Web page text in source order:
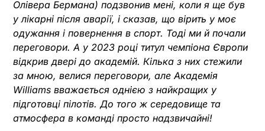
Олівера Бермана) подзвонив мені, коли я ще був
у лікарні після аварії, і сказав, що вірить у моє
одужання і повернення в спорт. Тоді ми й почали
переговори. А у 2023 році титул чемпіона Європи
відкрив двері до академій. Кілька з них стежили
за мною, велися переговори, але Академія
Williams вважається однією з найкращих у
підготовці пілотів. До того ж середовище та
атмосфера в команді просто надзвичайні!